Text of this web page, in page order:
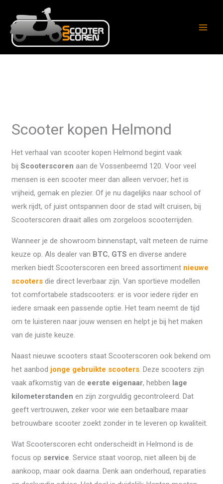
naar
inhoud
Scooter kopen Helmond
Het verhaal van scooter kopen Helmond begint vaak
bijScooterscoren aan de Vossenbeemd 120. Voor veel
mensen is een scooter meer dan alleen vervoer; het is
vrijheid, gemak en plezier. Of je nu dagelijks naar school of
werk rijdt, of juist ontspannen door de stad wilt cruisen, bij
Scooterscoren draait alles om zorgeloos scooterrijden.
Wanneer je de showroom binnenstapt, valt meteen de ruime
keuze op. Als dealer van BTC, GTS en diverse andere
merken biedt Scooterscoren een breed assortiment nieuwe
scooters die direct leverbaar zijn. Van sportieve modellen
tot comfortabele stadscooters: er is voor iedere rijder en
iedere smaak een passende optie. Het team neemt de tijd
om te luisteren naar jouw wensen en helpt je bij het maken
van de juiste keuze.
Naast nieuwe scooters staat Scooterscoren ook bekend om
het aanbod jonge gebruikte scooters Deze scooters zijn
vaak afkomstig van de eerste eigenaar, hebben lage
kilometerstanden en zijn zorgvuldig gecontroleerd. Dat
geeft vertrouwen, zeker voor wie een betaalbare maar
betrouwbare scooter zoekt zonder in te leveren op kwaliteit.
Wat Scooterscoren echt onderscheidt in Helmond is de
focus op service . Service staat voorop, niet alleen bij de
aankoop, maar ook daarna. Denk aan onderhoud, reparaties